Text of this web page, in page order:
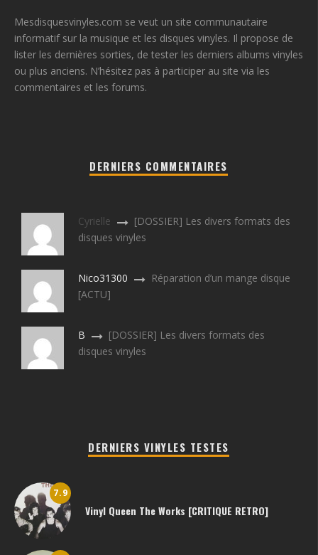
Mesdisquesvinyles.com se veut un site communautaire
informatif sur la musique et les disques vinyles. Il propose de
lister les dernières sorties, de tester les derniers albums vinyles
ou plus anciens. N’hésitez pas à participer au site via les
commentaires et les forums.
DERNIERS COMMENTAIRES
Cyrielle
[DOSSIER] Les divers formats des
disques vinyles
Nico31300
Réparation d’un mange disque
[ACTU]
B
[DOSSIER] Les divers formats des
disques vinyles
DERNIERS VINYLES TESTES
7.9
Vinyl Queen The Works [CRITIQUE RETRO]